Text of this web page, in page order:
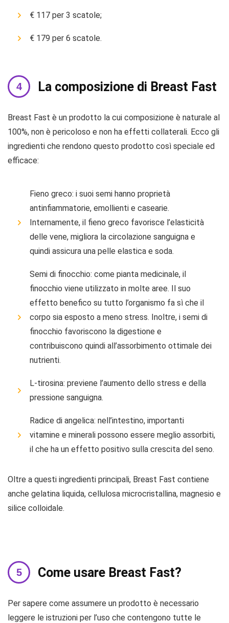
€ 117 per 3 scatole;
€ 179 per 6 scatole.
La composizione di Breast Fast
Breast Fast è un prodotto la cui composizione è naturale al
100%, non è pericoloso e non ha effetti collaterali. Ecco gli
ingredienti che rendono questo prodotto così speciale ed
efficace:
Fieno greco: i suoi semi hanno proprietà
antinfiammatorie, emollienti e casearie.
Internamente, il fieno greco favorisce l’elasticità
delle vene, migliora la circolazione sanguigna e
quindi assicura una pelle elastica e soda.
Semi di finocchio: come pianta medicinale, il
finocchio viene utilizzato in molte aree. Il suo
effetto benefico su tutto l’organismo fa sì che il
corpo sia esposto a meno stress. Inoltre, i semi di
finocchio favoriscono la digestione e
contribuiscono quindi all’assorbimento ottimale dei
nutrienti.
L-tirosina: previene l’aumento dello stress e della
pressione sanguigna.
Radice di angelica: nell’intestino, importanti
vitamine e minerali possono essere meglio assorbiti,
il che ha un effetto positivo sulla crescita del seno.
Oltre a questi ingredienti principali, Breast Fast contiene
anche gelatina liquida, cellulosa microcristallina, magnesio e
silice colloidale.
Come usare Breast Fast?
Per sapere come assumere un prodotto è necessario
leggere le istruzioni per l’uso che contengono tutte le